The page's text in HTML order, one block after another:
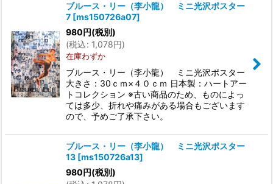
ブルース・リー（李小龍） ミニ光沢ポスター
7 [ms150726a07]
980円(税別)
(税込: 1,078円)
在庫わずか
ブルース・リー（李小龍） ミニ光沢ポスター
大きさ：30ｃｍ×４０ｃｍ 日本製：ハートアー
トコレクション ※古い商品のため、ものによっ
ては多少、折れや痛みがある場合もございます
ので、予めご了承下さい。
ブルース・リー（李小龍） ミニ光沢ポスター
13 [ms150726a13]
980円(税別)